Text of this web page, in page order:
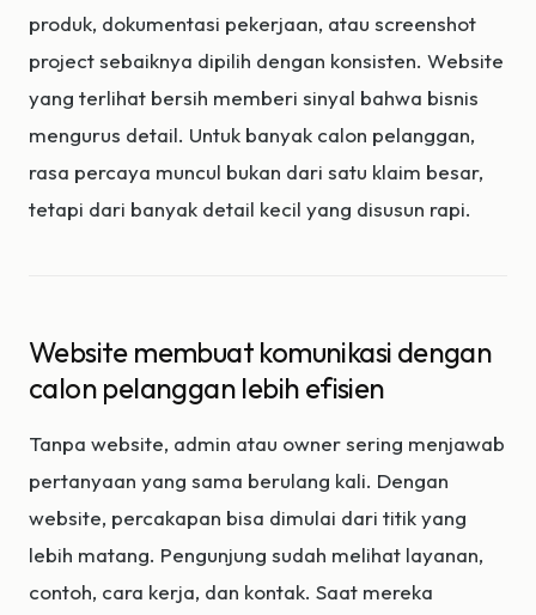
produk, dokumentasi pekerjaan, atau screenshot
project sebaiknya dipilih dengan konsisten. Website
yang terlihat bersih memberi sinyal bahwa bisnis
mengurus detail. Untuk banyak calon pelanggan,
rasa percaya muncul bukan dari satu klaim besar,
tetapi dari banyak detail kecil yang disusun rapi.
Website membuat komunikasi dengan
calon pelanggan lebih efisien
Tanpa website, admin atau owner sering menjawab
pertanyaan yang sama berulang kali. Dengan
website, percakapan bisa dimulai dari titik yang
lebih matang. Pengunjung sudah melihat layanan,
contoh, cara kerja, dan kontak. Saat mereka